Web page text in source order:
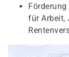
für Arbeit,